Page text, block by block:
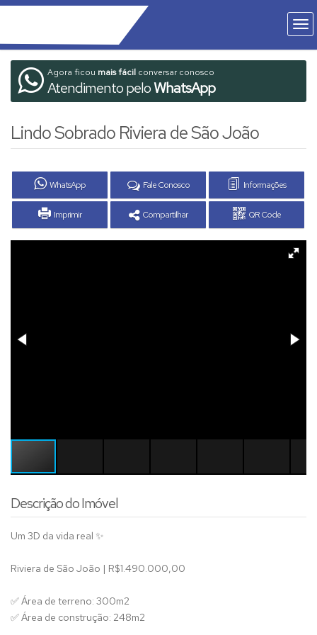
Agora ficou mais fácil conversar conosco
Atendimento peloWhatsApp
Lindo Sobrado Riviera de São João
WhatsApp Fale Conosco Informações
Imprimir Compartilhar QR Code
Descrição do Imóvel
Um 3D da vida real ✨
Riviera de São João | R$1.490.000,00
✅ Área de terreno: 300m2
✅ Área de construção: 248m2